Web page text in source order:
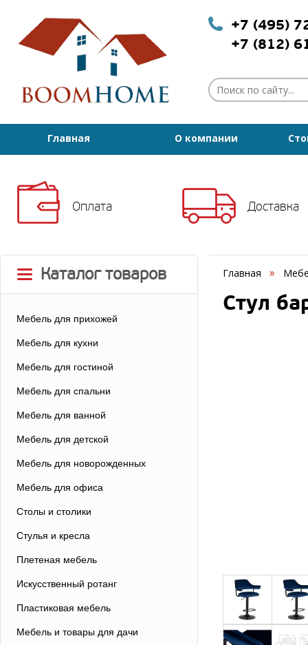
+7 (495)
+7 (812)
Главная О компании
Оплата Доставка
Каталог товаров
Мебель для прихожей
Мебель для кухни
Мебель для гостиной
Мебель для спальни
Мебель для ванной
Мебель для детской
Мебель для новорожденных
Мебель для офиса
Столы и столики
Стулья и кресла
Плетеная мебель
Искусственный ротанг
Пластиковая мебель
Мебель и товары для дачи
Главная
Стул